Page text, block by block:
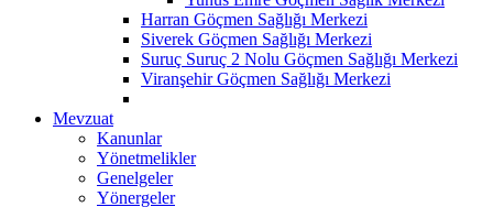
Harran Göçmen Sağlığı Merkezi
Siverek Göçmen Sağlığı Merkezi
Suruç Suruç 2 Nolu Göçmen Sağlığı Merkezi
Viranşehir Göçmen Sağlığı Merkezi
Mevzuat
Kanunlar
Yönetmelikler
Genelgeler
Yönergeler